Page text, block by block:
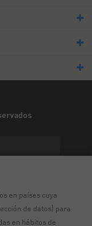
en países cuya
de datos) para
en hábitos de